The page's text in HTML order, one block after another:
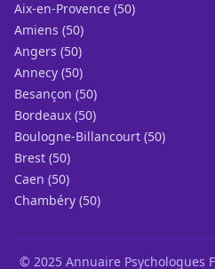
Aix-en-Provence (50)
Amiens (50)
Angers (50)
Annecy (50)
Besançon (50)
Bordeaux (50)
Boulogne-Billancourt (50)
Brest (50)
Caen (50)
Chambéry (50)
© 2025 Annuaire Psychologues